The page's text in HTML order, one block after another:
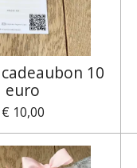
10
euro
€ 10,00